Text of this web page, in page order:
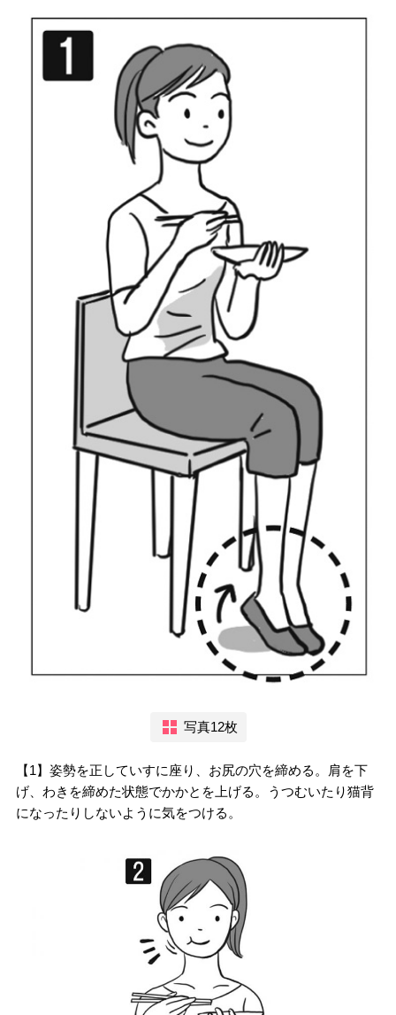
写真12枚
【1】姿勢を正していすに座り、お尻の穴を締める。肩を下
げ、わきを締めた状態でかかとを上げる。うつむいたり猫背
になったりしないように気をつける。